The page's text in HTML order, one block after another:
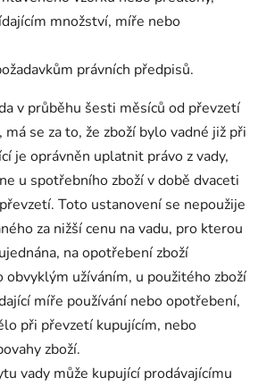
množství, míře nebo
právních předpisů.
v průběhu šesti měsíců od převzetí
se za to, že zboží bylo vadné již při
je oprávněn uplatnit právo z vady,
u spotřebního zboží v době dvaceti
Toto ustanovení se nepoužije
za nižší cenu na vadu, pro kterou
na opotřebení zboží
obvyklým užíváním, u použitého zboží
míře používání nebo opotřebení,
při převzetí kupujícím, nebo
zboží.
vady může kupující prodávajícímu